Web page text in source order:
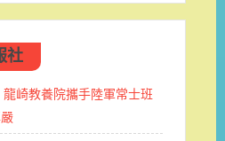
社
崎教養院攜手陸軍常士班